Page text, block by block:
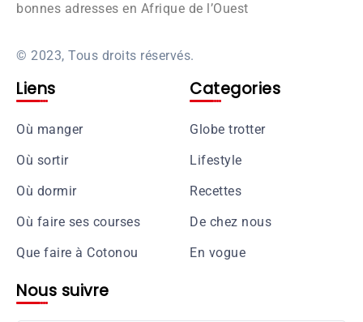
bonnes adresses en Afrique de l’Ouest
© 2023, Tous droits réservés.
Liens
Où manger
Où sortir
Où dormir
Où faire ses courses
Que faire à Cotonou
Categories
Globe trotter
Lifestyle
Recettes
De chez nous
En vogue
Nous suivre